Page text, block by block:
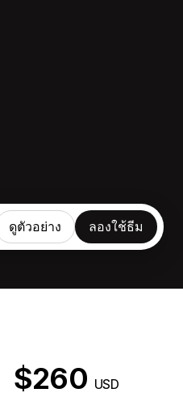
ดูตัวอย่าง ลองใช้ธีม
$260 USD